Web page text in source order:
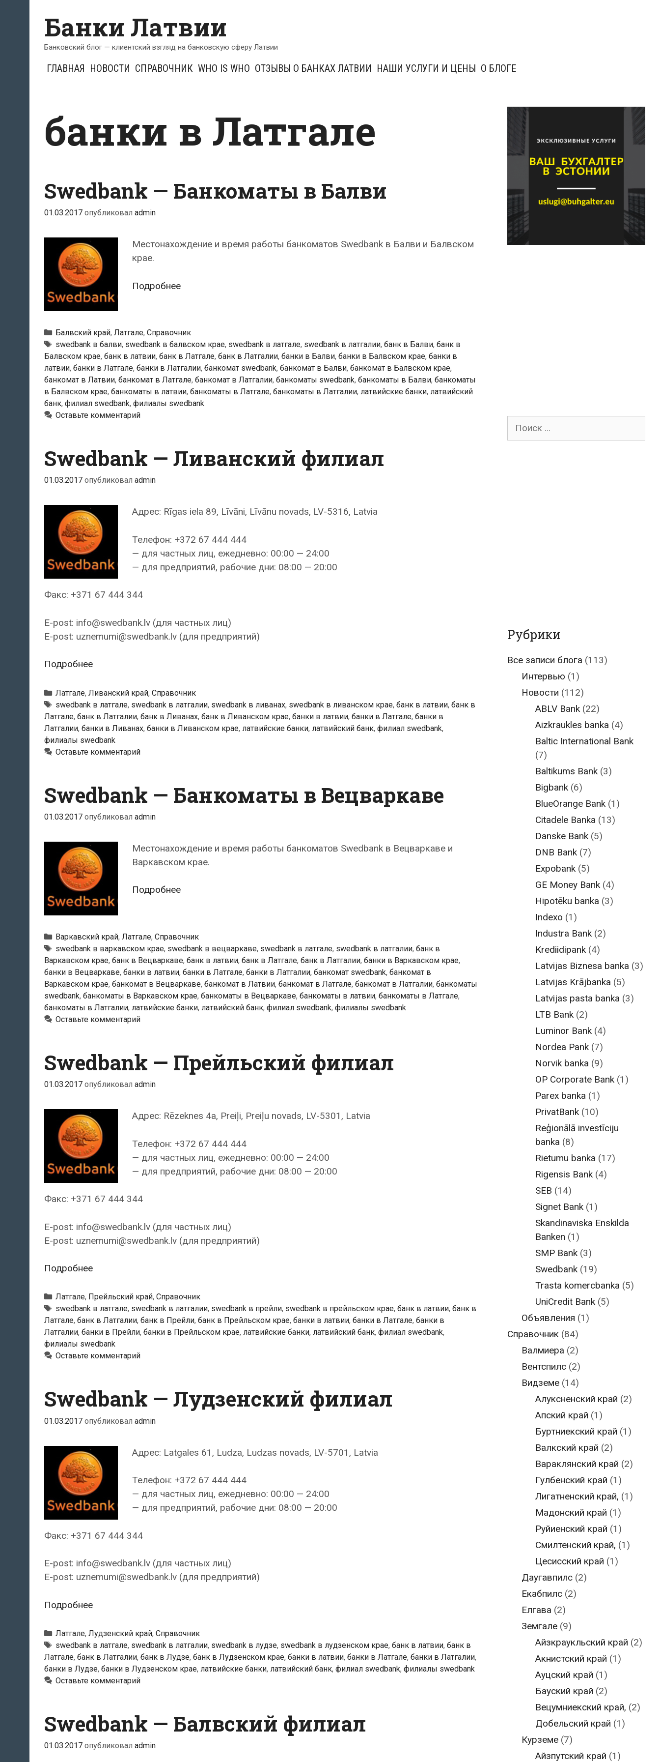
содержимому
Банки Латвии
Банковский блог — клиентский взгляд на банковскую сферу Латвии
ГЛАВНАЯ НОВОСТИ СПРАВОЧНИК WHO IS WHO ОТЗЫВЫ О БАНКАХ ЛАТВИИ НАШИ УСЛУГИ И ЦЕНЫ О БЛОГЕ
банки в Латгале
Swedbank — Банкоматы в Балви
01.03.2017 опубликовал admin
Местонахождение и время работы банкоматов Swedbank в Балви и Балвском
крае.
ПодробнееSwedbank
Балви
Рубрики
Балвский край, Латгале, Справочник
Тэги
swedbank в балви, swedbank в балвском крае, swedbank в латгале, swedbank в латгалии, банк в Балви, банк в
Балвском крае, банк в латвии, банк в Латгале, банк в Латгалии, банки в Балви, банки в Балвском крае, банки в
латвии, банки в Латгале, банки в Латгалии, банкомат swedbank, банкомат в Балви, банкомат в Балвском крае,
банкомат в Латвии, банкомат в Латгале, банкомат в Латгалии, банкоматы swedbank, банкоматы в Балви, банкоматы
в Балвском крае, банкоматы в латвии, банкоматы в Латгале, банкоматы в Латгалии, латвийские банки, латвийский
банк, филиал swedbank, филиалы swedbank
Оставьте комментарий
Swedbank — Ливанский филиал
01.03.2017 опубликовал admin
Адрес: Rīgas iela 89, Līvāni, Līvānu novads, LV-5316, Latvia
Телефон: +372 67 444 444
— для частных лиц, ежедневно: 00:00 — 24:00
— для предприятий, рабочие дни: 08:00 — 20:00
Факс: +371 67 444 344
E-post: info@swedbank.lv (для частных лиц)
E-post: uznemumi@swedbank.lv (для предприятий)
ПодробнееSwedbank
Ливанский
филиал
Рубрики
Латгале, Ливанский край, Справочник
Тэги
swedbank в латгале, swedbank в латгалии, swedbank в ливанах, swedbank в ливанском крае, банк в латвии, банк в
Латгале, банк в Латгалии, банк в Ливанах, банк в Ливанском крае, банки в латвии, банки в Латгале, банки в
Латгалии, банки в Ливанах, банки в Ливанском крае, латвийские банки, латвийский банк, филиал swedbank,
филиалы swedbank
Оставьте комментарий
Swedbank — Банкоматы в Вецваркаве
01.03.2017 опубликовал admin
Местонахождение и время работы банкоматов Swedbank в Вецваркаве и
Варкавском крае.
ПодробнееSwedbank
Вецваркаве
Рубрики
Варкавский край, Латгале, Справочник
Тэги
swedbank в варкавском крае, swedbank в вецваркаве, swedbank в латгале, swedbank в латгалии, банк в
Варкавском крае, банк в Вецваркаве, банк в латвии, банк в Латгале, банк в Латгалии, банки в Варкавском крае,
банки в Вецваркаве, банки в латвии, банки в Латгале, банки в Латгалии, банкомат swedbank, банкомат в
Варкавском крае, банкомат в Вецваркаве, банкомат в Латвии, банкомат в Латгале, банкомат в Латгалии, банкоматы
swedbank, банкоматы в Варкавском крае, банкоматы в Вецваркаве, банкоматы в латвии, банкоматы в Латгале,
банкоматы в Латгалии, латвийские банки, латвийский банк, филиал swedbank, филиалы swedbank
Оставьте комментарий
Swedbank — Прейльский филиал
01.03.2017 опубликовал admin
Адрес: Rēzeknes 4a, Preiļi, Preiļu novads, LV-5301, Latvia
Телефон: +372 67 444 444
— для частных лиц, ежедневно: 00:00 — 24:00
— для предприятий, рабочие дни: 08:00 — 20:00
Факс: +371 67 444 344
E-post: info@swedbank.lv (для частных лиц)
E-post: uznemumi@swedbank.lv (для предприятий)
ПодробнееSwedbank
Прейльский
филиал
Рубрики
Латгале, Прейльский край, Справочник
Тэги
swedbank в латгале, swedbank в латгалии, swedbank в прейли, swedbank в прейльском крае, банк в латвии, банк в
Латгале, банк в Латгалии, банк в Прейли, банк в Прейльском крае, банки в латвии, банки в Латгале, банки в
Латгалии, банки в Прейли, банки в Прейльском крае, латвийские банки, латвийский банк, филиал swedbank,
филиалы swedbank
Оставьте комментарий
Swedbank — Лудзенский филиал
01.03.2017 опубликовал admin
Адрес: Latgales 61, Ludza, Ludzas novads, LV-5701, Latvia
Телефон: +372 67 444 444
— для частных лиц, ежедневно: 00:00 — 24:00
— для предприятий, рабочие дни: 08:00 — 20:00
Факс: +371 67 444 344
E-post: info@swedbank.lv (для частных лиц)
E-post: uznemumi@swedbank.lv (для предприятий)
ПодробнееSwedbank
Лудзенский
филиал
Рубрики
Латгале, Лудзенский край, Справочник
Тэги
swedbank в латгале, swedbank в латгалии, swedbank в лудзе, swedbank в лудзенском крае, банк в латвии, банк в
Латгале, банк в Латгалии, банк в Лудзе, банк в Лудзенском крае, банки в латвии, банки в Латгале, банки в Латгалии,
банки в Лудзе, банки в Лудзенском крае, латвийские банки, латвийский банк, филиал swedbank, филиалы swedbank
Оставьте комментарий
Swedbank — Балвский филиал
01.03.2017 опубликовал admin
Поиск
Рубрики
Все записи блога (113)
Интервью (1)
Новости (112)
ABLV Bank (22)
Aizkraukles banka (4)
Baltic International Bank
(7)
Baltikums Bank (3)
Bigbank (6)
BlueOrange Bank (1)
Citadele Banka (13)
Danske Bank (5)
DNB Bank (7)
Expobank (5)
GE Money Bank (4)
Hipotēku banka (3)
Indexo (1)
Industra Bank (2)
Krediidipank (4)
Latvijas Biznesa banka (3)
Latvijas Krājbanka (5)
Latvijas pasta banka (3)
LTB Bank (2)
Luminor Bank (4)
Nordea Pank (7)
Norvik banka (9)
OP Corporate Bank (1)
Parex banka (1)
PrivatBank (10)
Reģionālā investīciju
banka (8)
Rietumu banka (17)
Rigensis Bank (4)
SEB (14)
Signet Bank (1)
Skandinaviska Enskilda
Banken (1)
SMP Bank (3)
Swedbank (19)
Trasta komercbanka (5)
UniCredit Bank (5)
Объявления (1)
Справочник (84)
Валмиера (2)
Вентспилс(2)
Видземе(14)
Алуксненский край (2)
Апский край (1)
Буртниекский край (1)
Валкский край (2)
Вараклянский край (2)
Гулбенский край (1)
Лигатненский край, (1)
Мадонский край (1)
Руйиенский край (1)
Смилтенский край, (1)
Цесисский край (1)
Даугавпилс(2)
Екабпилс(2)
Елгава (2)
Земгале(9)
Айзкраукльский край (2)
Акнистский край (1)
Ауцский край (1)
Бауский край (2)
Вецумниекский край, (2)
Добельский край (1)
Курземе(7)
Айзпутский край (1)